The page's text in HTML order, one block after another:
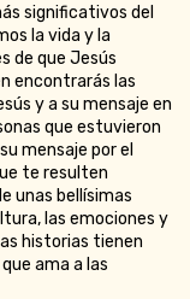
significativos del
la vida y la
de que Jesús
encontrarás las
y a su mensaje en
que estuvieron
mensaje por el
te resulten
unas bellísimas
las emociones y
historias tienen
ama a las